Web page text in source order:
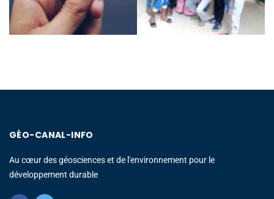
GÉO-CANAL-INFO
Au cœur des géosciences et de l'environnement pour le
développement durable